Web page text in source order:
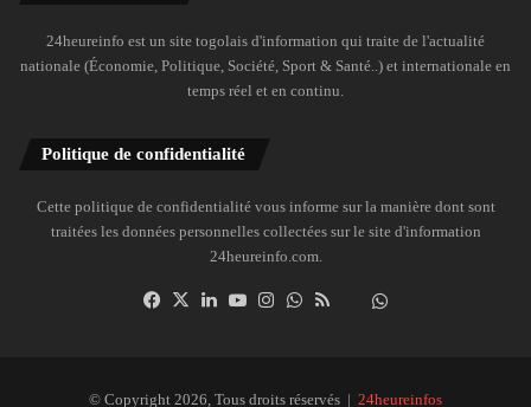
24heureinfo est un site togolais d'information qui traite de l'actualité
nationale (Économie, Politique, Société, Sport & Santé..) et internationale en
temps réel et en continu.
Politique de confidentialité
Cette politique de confidentialité vous informe sur la manière dont sont
traitées les données personnelles collectées sur le site d'information
24heureinfo.com.
Facebook
X LinkedinYouTubeInstagramWhatsAppDailymotion
© Copyright 2026, Tous droits réservés | 24heureinfos